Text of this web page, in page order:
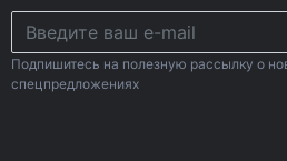
Подпишитесь на полезную рассылку о
спецпредложениях